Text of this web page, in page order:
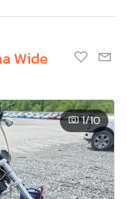
Wide
1/10